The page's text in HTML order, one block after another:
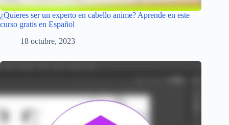
¿Quieres ser un experto en cabello anime? Aprende en este
curso gratis en Español
18 octubre, 2023